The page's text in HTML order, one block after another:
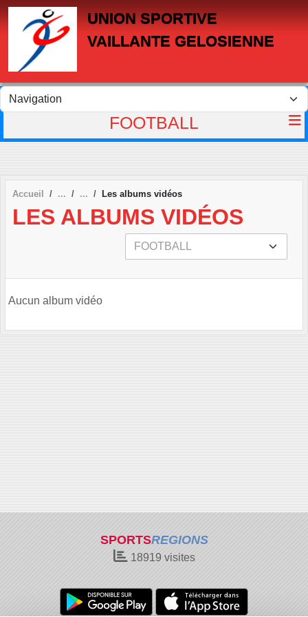
UNION SPORTIVE
VAILLANTE GELOSIENNE
FOOTBALL
Accueil Les albums vidéos
LES ALBUMS VIDÉOS
Aucun album vidéo
SPORTSREGIONS
18919 visites
Panneau de gestion des cookies